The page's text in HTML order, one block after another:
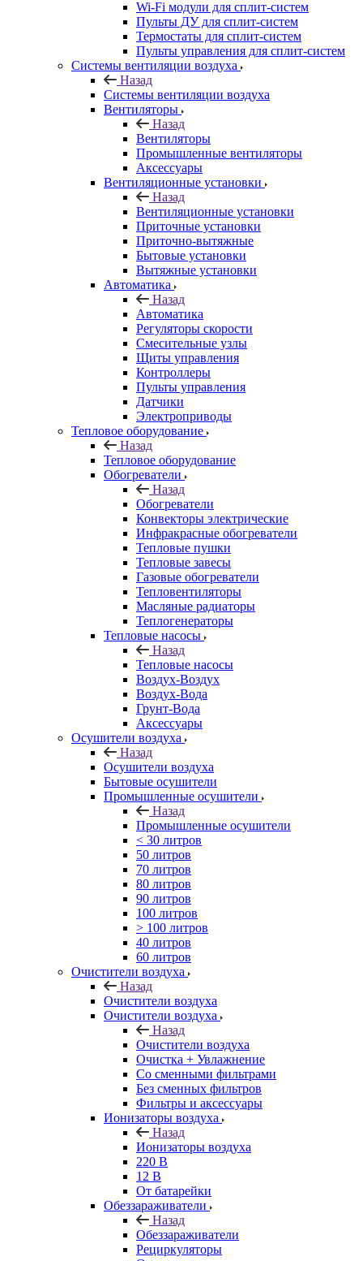
Wi-Fi модули для сплит-систем
Пульты ДУ для сплит-систем
Термостаты для сплит-систем
Пульты управления для сплит-систем
Системы вентиляции воздуха
Назад
Системы вентиляции воздуха
Вентиляторы
Назад
Вентиляторы
Промышленные вентиляторы
Аксессуары
Вентиляционные установки
Назад
Вентиляционные установки
Приточные установки
Приточно-вытяжные
Бытовые установки
Вытяжные установки
Автоматика
Назад
Автоматика
Регуляторы скорости
Смесительные узлы
Щиты управления
Контроллеры
Пульты управления
Датчики
Электроприводы
Тепловое оборудование
Назад
Тепловое оборудование
Обогреватели
Назад
Обогреватели
Конвекторы электрические
Инфракрасные обогреватели
Тепловые пушки
Тепловые завесы
Газовые обогреватели
Тепловентиляторы
Масляные радиаторы
Теплогенераторы
Тепловые насосы
Назад
Тепловые насосы
Воздух-Воздух
Воздух-Вода
Грунт-Вода
Аксессуары
Осушители воздуха
Назад
Осушители воздуха
Бытовые осушители
Промышленные осушители
Назад
Промышленные осушители
< 30 литров
50 литров
70 литров
80 литров
90 литров
100 литров
> 100 литров
40 литров
60 литров
Очистители воздуха
Назад
Очистители воздуха
Очистители воздуха
Назад
Очистители воздуха
Очистка + Увлажнение
Cо сменными фильтрами
Без сменных фильтров
Фильтры и аксессуары
Ионизаторы воздуха
Назад
Ионизаторы воздуха
220 В
12 В
От батарейки
Обеззараживатели
Назад
Обеззараживатели
Рециркуляторы